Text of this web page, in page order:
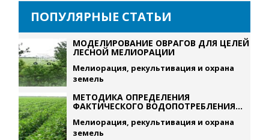
ПОПУЛЯРНЫЕ СТАТЬИ
МОДЕЛИРОВАНИЕ ОВРАГОВ ДЛЯ ЦЕЛЕЙ
ЛЕСНОЙ МЕЛИОРАЦИИ
Мелиорация, рекультивация и охрана
земель
МЕТОДИКА ОПРЕДЕЛЕНИЯ
ФАКТИЧЕСКОГО ВОДОПОТРЕБЛЕНИЯ...
Мелиорация, рекультивация и охрана
земель